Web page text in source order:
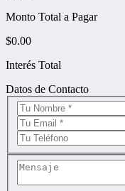
Monto Total a Pagar
$0.00
Interés Total
Datos de Contacto